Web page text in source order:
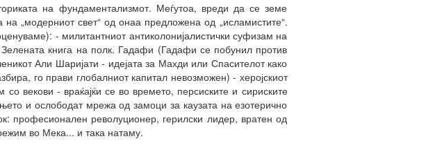
на фундаментализмот. Меѓутоа, вреди да се земе
„модерниот свет“ од онаа предложена од „исламистите“.
- милитантниот антиколонијалистички суфизам на
книга на полк. Гадафи (Гадафи се побунил против
Али Шаријати - идејата за Махди или Спасителот како
го прави глобалниот капитал невозможен) - херојскиот
векови - враќајќи се во времето, персиските и сириските
и ослободат мрежа од замоци за каузата на езотерично
професионален револуционер, герилски лидер, вратен од
во Мека... и така натаму.